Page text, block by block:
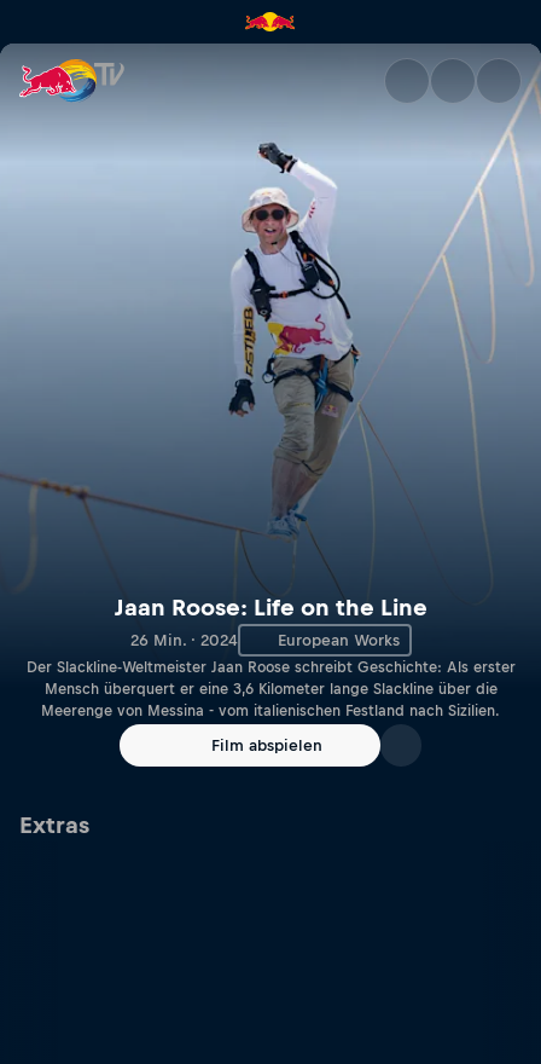
Jaan Roose: Life on the Line |
Jaan Roose: Life on the Line
26 Min. · 2024 European Works
Der Slackline-Weltmeister Jaan Roose schreibt Geschichte: Als erster
Mensch überquert er eine 3,6 Kilometer lange Slackline über die
Meerenge von Messina - vom italienischen Festland nach Sizilien.
Film abspielen
Extras